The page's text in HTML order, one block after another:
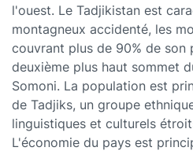
l'ouest. Le Tadjikistan est
montagneux accidenté, les
couvrant plus de 90% de son
deuxième plus haut sommet
Somoni. La population est
de Tadjiks, un groupe
linguistiques et culturels
L'économie du pays est